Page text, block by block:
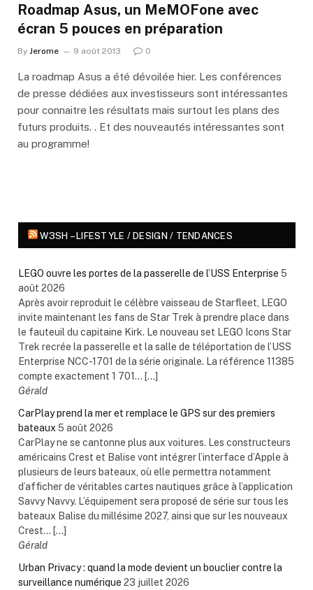
Roadmap Asus, un MeMOFone avec
écran 5 pouces en préparation
By Jerome 9 août 2013 0
La roadmap Asus a été dévoilée hier. Les conférences
de presse dédiées aux investisseurs sont intéressantes
pour connaitre les résultats mais surtout les plans des
futurs produits. . Et des nouveautés intéressantes sont
au programme!
W3SH – LIFESTYLE / DESIGN / TENDANCES
LEGO ouvre les portes de la passerelle de l’USS Enterprise 5
août 2026
Après avoir reproduit le célèbre vaisseau de Starfleet, LEGO
invite maintenant les fans de Star Trek à prendre place dans
le fauteuil du capitaine Kirk. Le nouveau set LEGO Icons Star
Trek recrée la passerelle et la salle de téléportation de l’USS
Enterprise NCC-1701 de la série originale. La référence 11385
compte exactement 1 701... […]
Gérald
CarPlay prend la mer et remplace le GPS sur des premiers
bateaux 5 août 2026
CarPlay ne se cantonne plus aux voitures. Les constructeurs
américains Crest et Balise vont intégrer l’interface d’Apple à
plusieurs de leurs bateaux, où elle permettra notamment
d’afficher de véritables cartes nautiques grâce à l’application
Savvy Navvy. L’équipement sera proposé de série sur tous les
bateaux Balise du millésime 2027, ainsi que sur les nouveaux
Crest... […]
Gérald
Urban Privacy : quand la mode devient un bouclier contre la
surveillance numérique 23 juillet 2026